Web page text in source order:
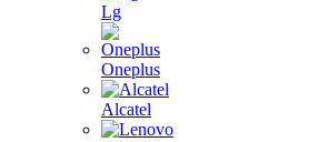
Lg
Oneplus
Alcatel